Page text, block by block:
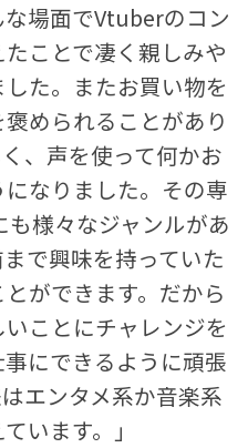
な場面でVtuberのコン
ことで凄く親しみや
た。またお買い物を
められることがあり
、声を使って何かお
なりました。その専
様々なジャンルがあ
で興味を持っていた
ができます。だから
ことにチャレンジを
にできるように頑張
エンタメ系か音楽系
います。」